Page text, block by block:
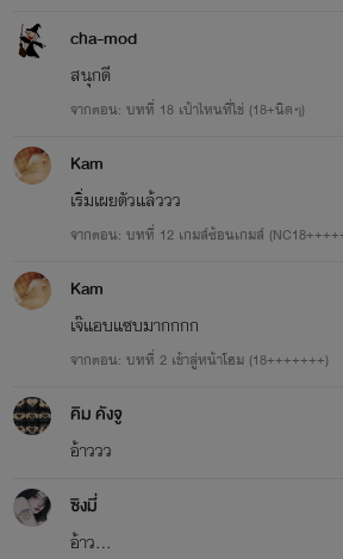
ควรใช้วิจารณญาณในการ
ตัวละคร,สถานที่,เนื้อเรื่อง เกิดขึ้นจา
ซึ่งไม่เกี่ยวข้องกับบุคคล
หากผู้ใดต้องการความหื่นกระหา
เข้ามา
แต่ถ้านิยายยังมีนักอ่านรออ่านอยู่ แล้วเรียกร้องให้อัพต่
เป็นกำลังใจให้ไรท์ตัวน้อยๆ ได้มีกำลังใจแต่งนิยาย
จุ๊บๆ
cha-mod
สนุกดี
จากตอน: บทที่ 18 เป้าไหนที่ใช่ (18+นิดๆ)
Kam
เริ่มเผยตัวแล้ววว
จากตอน: บทที่ 12 เกมส์ซ้อนเกมส์
Kam
เจ๊แอบแซบมากกกก
จากตอน: บทที่ 2 เข้าสู่หน้าโฮม (18+++++++)
คิม คังจู
อ้าววว
ซิงมี่
อ้าว...